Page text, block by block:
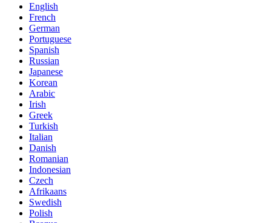
English
French
German
Portuguese
Spanish
Russian
Japanese
Korean
Arabic
Irish
Greek
Turkish
Italian
Danish
Romanian
Indonesian
Czech
Afrikaans
Swedish
Polish